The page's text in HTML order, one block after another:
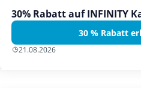
30% Rabatt auf INFINITY
30 % Rabatt
21.08.2026